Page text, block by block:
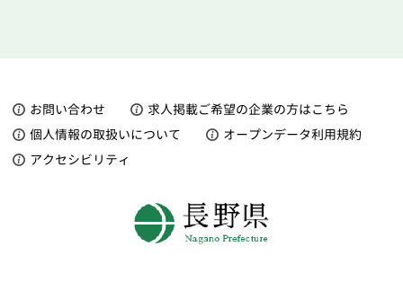
お問い合わせ
求人掲載ご希望の企業の方はこちら
個人情報の取扱いについて
オープンデータ利用規約
アクセシビリティ